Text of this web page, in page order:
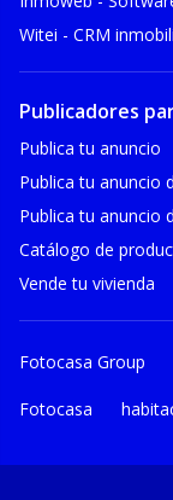
Witei - CRM
Publicadores
Publica tu anuncio
Publica tu anuncio
Publica tu anuncio
Catálogo de
Vende tu vivienda
Fotocasa Group
Fotocasa